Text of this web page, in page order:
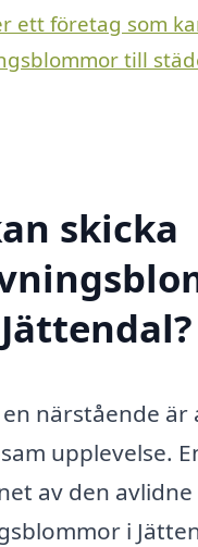
ett företag som
till
skicka
närstående är
upplevelse.
av den avlidne
i